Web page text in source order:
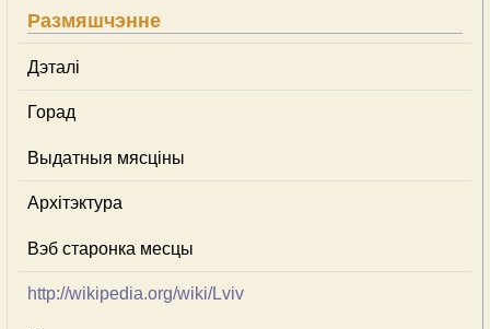
Размяшчэнне
Дэталі
Горад
Выдатныя мясціны
Архітэктура
Вэб старонка месцы
http://wikipedia.org/wiki/Lviv